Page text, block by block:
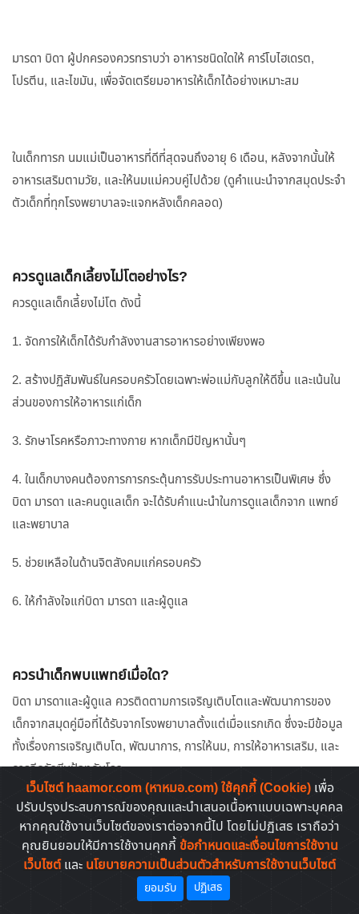
มารดา บิดา ผู้ปกครองควรทราบว่า อาหารชนิดใดให้ คาร์โบไฮเดรต,
โปรตีน, และไขมัน, เพื่อจัดเตรียมอาหารให้เด็กได้อย่างเหมาะสม
ในเด็กทารก นมแม่เป็นอาหารที่ดีที่สุดจนถึงอายุ 6 เดือน, หลังจากนั้นให้
อาหารเสริมตามวัย, และให้นมแม่ควบคู่ไปด้วย (ดูคำแนะนำจากสมุดประจำ
ตัวเด็กที่ทุกโรงพยาบาลจะแจกหลังเด็กคลอด)
ควรดูแลเด็กเลี้ยงไม่โตอย่างไร?
ควรดูแลเด็กเลี้ยงไม่โต ดังนี้
1. จัดการให้เด็กได้รับกำลังงานสารอาหารอย่างเพียงพอ
2. สร้างปฏิสัมพันธ์ในครอบครัวโดยเฉพาะพ่อแม่กับลูกให้ดีขึ้น และเน้นใน
ส่วนของการให้อาหารแก่เด็ก
3. รักษาโรคหรือภาวะทางกาย หากเด็กมีปัญหานั้นๆ
4. ในเด็กบางคนต้องการการกระตุ้นการรับประทานอาหารเป็นพิเศษ ซึ่ง
บิดา มารดา และคนดูแลเด็ก จะได้รับคำแนะนำในการดูแลเด็กจาก แพทย์
และพยาบาล
5. ช่วยเหลือในด้านจิตสังคมแก่ครอบครัว
6. ให้กำลังใจแก่บิดา มารดา และผู้ดูแล
ควรนำเด็กพบแพทย์เมื่อใด?
บิดา มารดาและผู้ดูแล ควรติดตามการเจริญเติบโตและพัฒนาการของ
เด็กจากสมุดคู่มือที่ได้รับจากโรงพยาบาลตั้งแต่เมื่อแรกเกิด ซึ่งจะมีข้อมูล
ทั้งเรื่องการเจริญเติบโต, พัฒนาการ, การให้นม, การให้อาหารเสริม, และ
การฉีดวัคซีนป้องกันโรค
ในสมุดนั้นจะมีกราฟการเจริญเติบโต ทั้งน้ำหนัก ส่วนสูง และเส้นรอบ
ศีรษะ บิดา มารดา คนดูแล ควรดูกราฟนั้นให้เป็น (ขอความรู้จากพยาบาล
หรือ เจ้าหน้าที่สาธารณสุข หรืออาสาสมัครด้านดูแลสุขภาพ) และใช้
เว็บไซต์ haamor.com (หาหมอ.com) ใช้คุกกี้ (Cookie) เพื่อ
ปรับปรุงประสบการณ์ของคุณและนำเสนอเนื้อหาแบบเฉพาะบุคคล
หากคุณใช้งานเว็บไซต์ของเราต่อจากนี้ไป โดยไม่ปฏิเสธ เราถือว่า
คุณยินยอมให้มีการใช้งานคุกกี้ ข้อกำหนดและเงื่อนไขการใช้งาน
เว็บไซต์และ นโยบายความเป็นส่วนตัวสำหรับการใช้งานเว็บไซต์
ยอมรับ ปฏิเสธ